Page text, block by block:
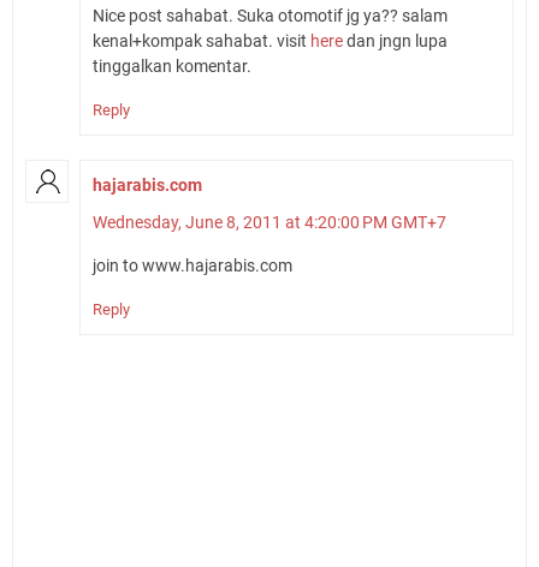
Nice post sahabat. Suka otomotif jg ya?? salam
kenal+kompak sahabat. visit heredan jngn lupa
tinggalkan komentar.
Reply
hajarabis.com
Wednesday, June 8, 2011 at 4:20:00 PM GMT+7
join to www.hajarabis.com
Reply